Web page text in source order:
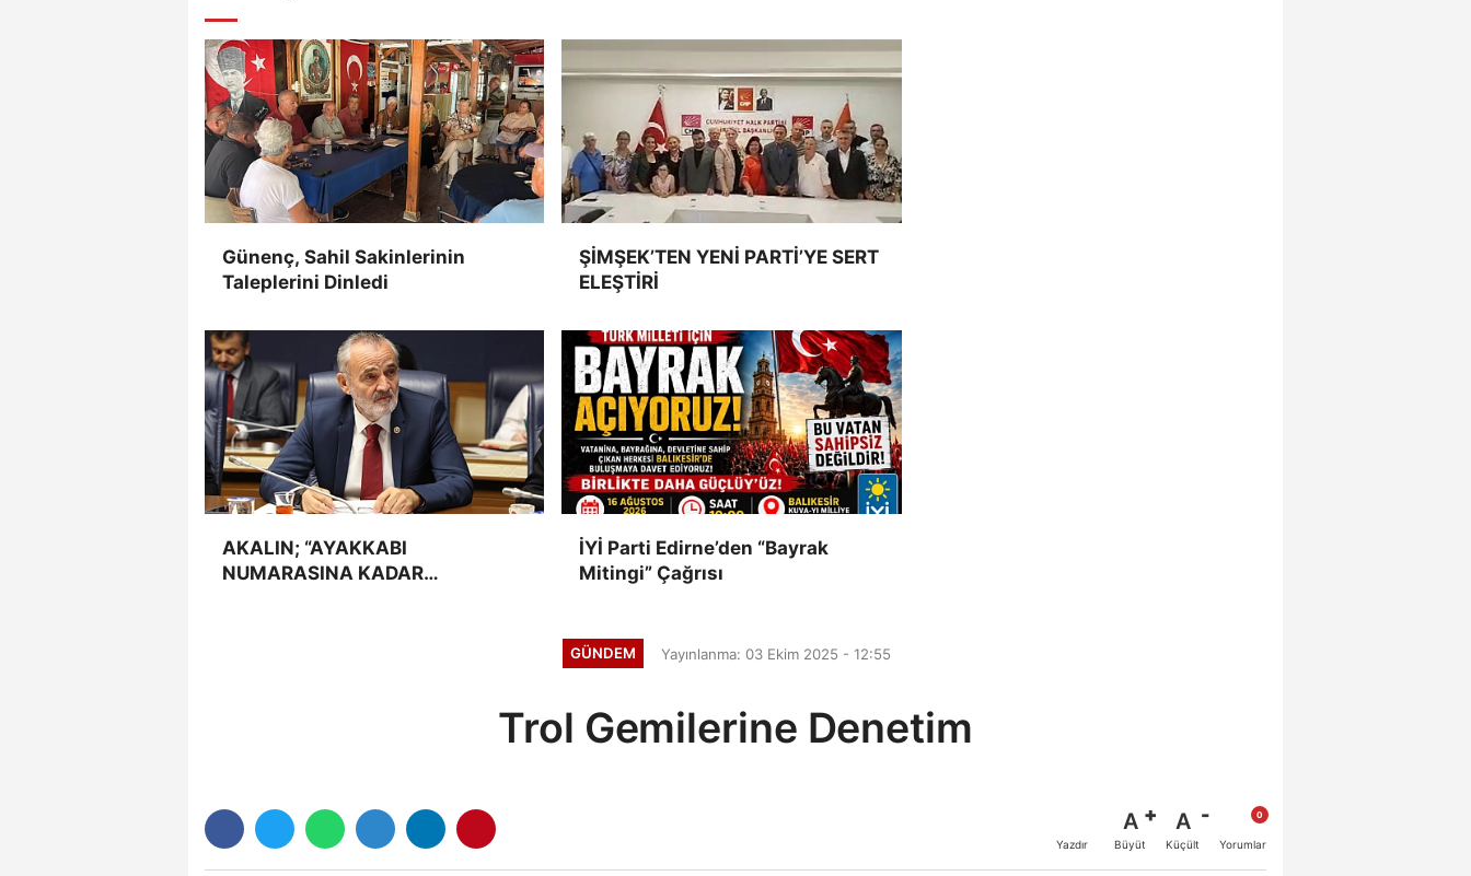
Günenç, Sahil Sakinlerinin
Taleplerini Dinledi
ŞİMŞEK’TEN YENİ PARTİ’YE SERT
ELEŞTİRİ
AKALIN; “AYAKKABI
NUMARASINA KADAR
İYİ Parti Edirne’den “Bayrak
Mitingi” Çağrısı
GÜNDEM Yayınlanma: 03 Ekim 2025 - 12:55
Trol Gemilerine Denetim
Yazdır
A
Büyüt
A
Küçült Yorumlar